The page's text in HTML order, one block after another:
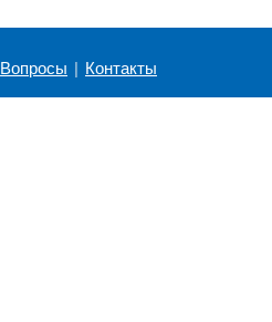
Вопросы | Контакты